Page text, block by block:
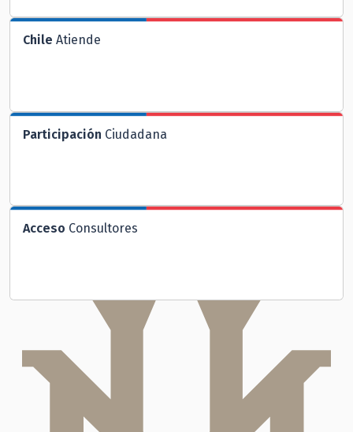
Chile Atiende
Participación Ciudadana
Acceso Consultores